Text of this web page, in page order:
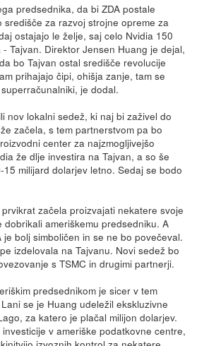
predsednika, da bi ZDA postale
za razvoj strojne opreme za
ostajajo le želje, saj celo Nvidia 150
- Tajvan. Direktor Jensen Huang je dejal,
bo Tajvan ostal središče revolucije
prihajajo čipi, ohišja zanje, tam se
je dodal.
nov lokalni sedež, ki naj bi zaživel do
začela, s tem partnerstvom pa bo
center za najzmogljivejšo
že dlje investira na Tajvan, a so še
milijard dolarjev letno. Sedaj se bodo
začela proizvajati nekatere svoje
dobrikali ameriškemu predsedniku. A
bolj simboličen in se ne bo povečeval.
izdelovala na Tajvanu. Novi sedež bo
s TSMC in drugimi partnerji.
predsednikom je sicer v tem
se je Huang udeležil ekskluzivne
za katero je plačal milijon dolarjev.
v ameriške podatkovne centre,